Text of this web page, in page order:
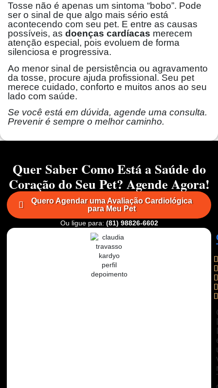
Tosse não é apenas um sintoma “bobo”. Pode
ser o sinal de que algo mais sério está
acontecendo com seu pet. E entre as causas
possíveis, as doenças cardíacas merecem
atenção especial, pois evoluem de forma
silenciosa e progressiva.
Ao menor sinal de persistência ou agravamento
da tosse, procure ajuda profissional. Seu pet
merece cuidado, conforto e muitos anos ao seu
lado com saúde.
Se você está em dúvida, agende uma consulta.
Prevenir é sempre o melhor caminho.
Quer Saber Como Está a Saúde do
Coração do Seu Pet? Agende Agora!
Quero Agendar uma Avaliação Cardiológica
para Meu Pet
Ou ligue para: (81) 98826-6602